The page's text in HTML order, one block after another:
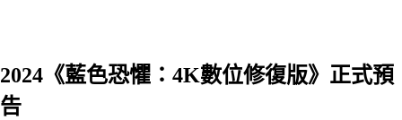
2024《藍色恐懼：4K數位修復版》正式預
告